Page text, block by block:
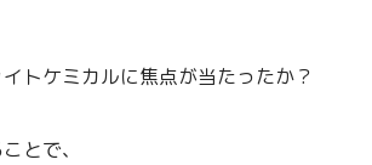
トケミカルに焦点が当たったか？
とで、